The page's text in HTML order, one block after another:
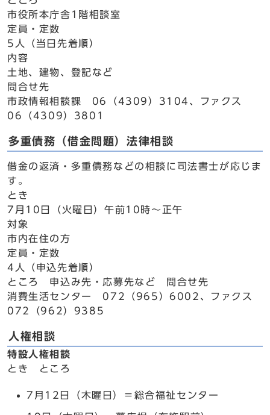
市役所本庁舎1階相談室
定員・定数
5人（当日先着順）
内容
土地、建物、登記など
問合せ先
市政情報相談課 06（4309）3104、ファクス
06（4309）3801
多重債務（借金問題）法律相談
借金の返済・多重債務などの相談に司法書士が応じま
す。
とき
7月10日（火曜日）午前10時～正午
対象
市内在住の方
定員・定数
4人（申込先着順）
ところ 申込み先・応募先など 問合せ先
消費生活センター 072（965）6002、ファクス
072（962）9385
人権相談
特設人権相談
とき ところ
7月12日（木曜日）＝総合福祉センター